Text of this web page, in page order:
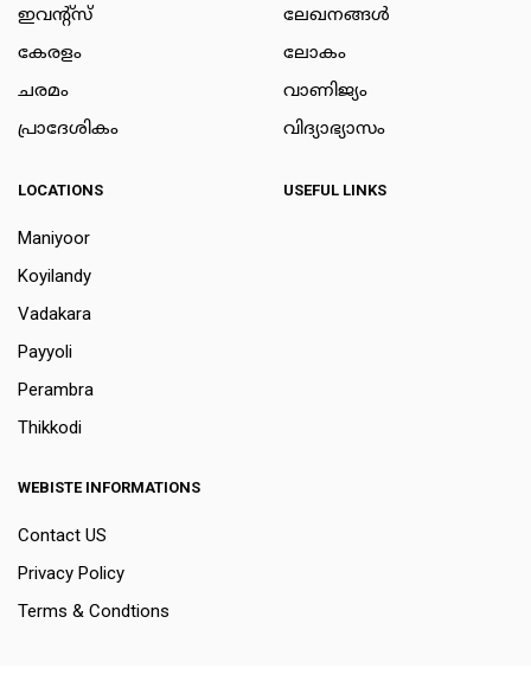
ഇവന്റ്സ്
കേരളം
ചരമം
പ്രാദേശികം
ലേഖനങ്ങള്‍
ലോകം
വാണിജ്യം
വിദ്യാഭ്യാസം
LOCATIONS
Maniyoor
Koyilandy
Vadakara
Payyoli
Perambra
Thikkodi
USEFUL LINKS
WEBISTE INFORMATIONS
Contact US
Privacy Policy
Terms & Condtions